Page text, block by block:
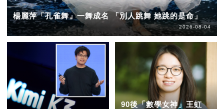
楊麗萍「孔雀舞」一舞成名 「別人跳舞 她跳的是命」
2026-08-04
90後「數學女神」王虹